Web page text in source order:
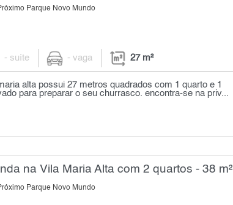
Parque Novo Mundo
- suíte - vaga 27 m²
alta possui 27 metros quadrados com 1 quarto e 1
para preparar o seu churrasco. encontra-se na priv...
na Vila Maria Alta com 2 quartos - 38 m²
Parque Novo Mundo